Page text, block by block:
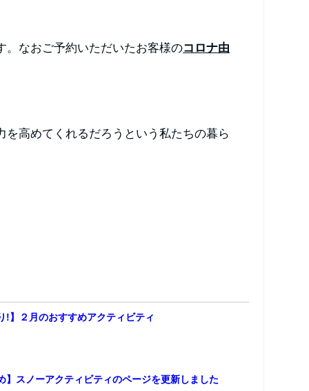
。なおご予約いただいたお客様のコロナ由
高めてくれるだろうという私たちの暮ら
!】２月のおすすめアクティビティ
】スノーアクティビティのページを更新しました